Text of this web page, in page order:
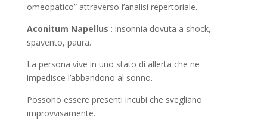
omeopatico” attraverso l’analisi repertoriale.
Aconitum Napellus : insonnia dovuta a shock,
spavento, paura.
La persona vive in uno stato di allerta che ne
impedisce l’abbandono al sonno.
Possono essere presenti incubi che svegliano
improvvisamente.